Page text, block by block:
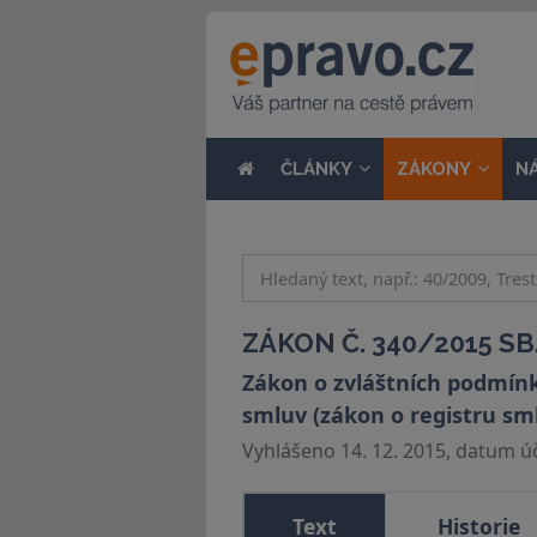
ČLÁNKY ZÁKONY
ZÁKON Č. 340/2015
Zákon o zvláštních
smluv (zákon o registru
Vyhlášeno 14. 12. 2015, datum
Text Historie